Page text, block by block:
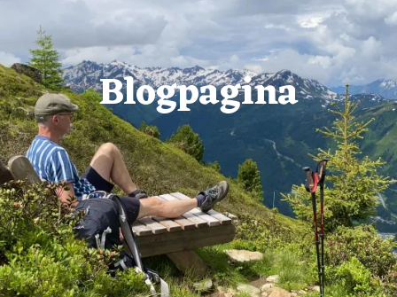
Blogpagina